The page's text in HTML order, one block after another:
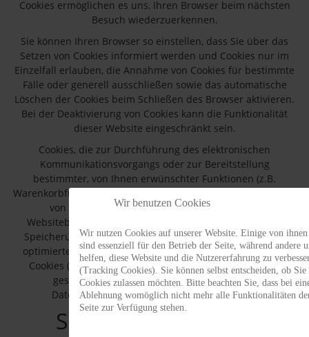
Cookies ermöglichen es uns, Ihren Browser beim nächsten
Besuch wiederzuerkennen.
Sie können Ihren Browser so einstellen, dass Sie über das
Setzen von Cookies informiert werden und Cookies nur im
Einzelfall erlauben, die Annahme von Cookies für bestimmte
Fälle oder generell ausschließen sowie das automatische
Löschen der Cookies beim Schließen des Browser aktivieren.
Bei der Deaktivierung von Cookies kann die Funktionalität
dieser Website eingeschränkt sein.
Cookies, die zur Durchführung des elektronischen
Kommunikationsvorgangs oder zur Bereitstellung
bestimmter, von Ihnen erwünschter Funktionen (z.B.
Warenkorbfunktion) erforderlich sind, werden auf Grundlage
von Art. 6 Abs. 1 lit. f DSGVO gespeichert. Der
Websitebetreiber hat ein berechtigtes Interesse an der
Speicherung von Cookies zur technisch fehlerfreien und
optimierten Bereitstellung seiner Dienste. Soweit andere
Cookies (z.B. Cookies zur Analyse Ihres Surfverhaltens)
gespeichert werden, werden diese in dieser
Datenschutzerklärung gesondert behandelt.
Server-Log-Dateien
Wir benutzen Cookies
Wir nutzen Cookies auf unserer Website. Einige von ihnen
sind essenziell für den Betrieb der Seite, während andere
helfen, diese Website und die Nutzererfahrung zu
(Tracking Cookies). Sie können selbst entscheiden, ob Sie
Cookies zulassen möchten. Bitte beachten Sie, dass bei
Ablehnung womöglich nicht mehr alle Funktionalitäten
Seite zur Verfügung stehen.